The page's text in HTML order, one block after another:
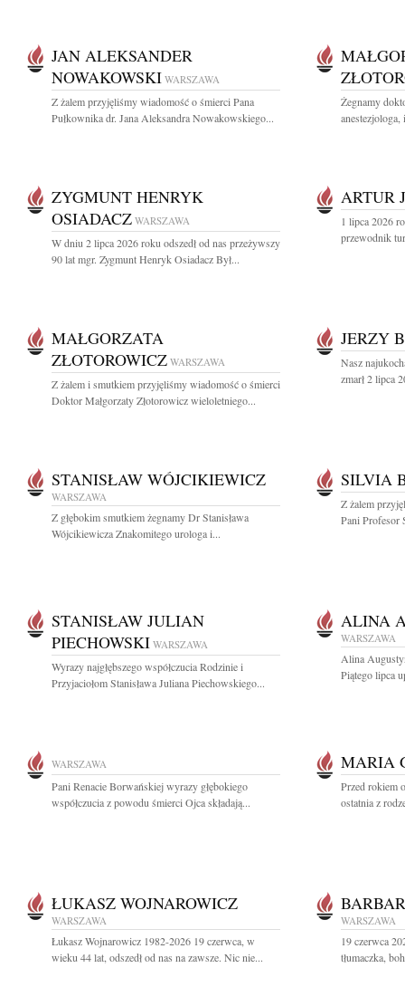
JAN ALEKSANDER
NOWAKOWSKI WARSZAWA
Z żalem przyjęliśmy wiadomość o śmierci Pana
Pułkownika dr. Jana Aleksandra Nowakowskiego...
Żegnamy
ZYGMUNT HENRYK
OSIADACZ WARSZAWA
W dniu 2 lipca 2026 roku odszedł od nas przeżywszy
90 lat mgr. Zygmunt Henryk Osiadacz Był...
ARTUR
1 lipca 2026
przewodnik
MAŁGORZATA
ZŁOTOROWICZ WARSZAWA
Z żalem i smutkiem przyjęliśmy wiadomość o śmierci
Doktor Małgorzaty Złotorowicz wieloletniego...
JERZY
Nasz
zmarł 2 lipca
STANISŁAW WÓJCIKIEWICZ
WARSZAWA
Z głębokim smutkiem żegnamy Dr Stanisława
Wójcikiewicza Znakomitego urologa i...
SILVIA
Z żalem
Pani Profesor
STANISŁAW JULIAN
PIECHOWSKI WARSZAWA
Wyrazy najgłębszego współczucia Rodzinie i
Przyjaciołom Stanisława Juliana Piechowskiego...
ALINA
WARSZAWA
Alina
Piątego lipca
WARSZAWA
Pani Renacie Borwańskiej wyrazy głębokiego
współczucia z powodu śmierci Ojca składają...
MARIA
Przed rokiem
ostatnia z
ŁUKASZ WOJNAROWICZ
WARSZAWA
Łukasz Wojnarowicz 1982-2026 19 czerwca, w
wieku 44 lat, odszedł od nas na zawsze. Nic nie...
WARSZAWA
19 czerwca
tłumaczka,